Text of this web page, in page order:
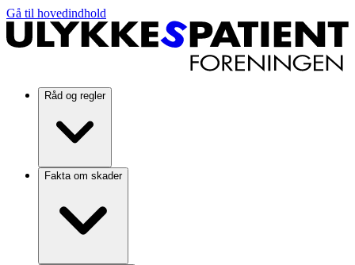
Gå til hovedindhold
Råd og regler
Fakta om skader